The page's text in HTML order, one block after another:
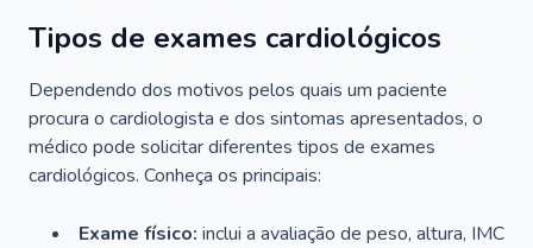
Tipos de exames cardiológicos
Dependendo dos motivos pelos quais um paciente
procura o cardiologista e dos sintomas apresentados, o
médico pode solicitar diferentes tipos de exames
cardiológicos. Conheça os principais:
Exame físico: inclui a avaliação de peso, altura, IMC